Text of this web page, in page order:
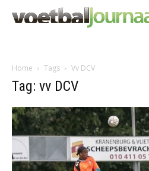
Home Tags Vv DCV
Tag: vv DCV